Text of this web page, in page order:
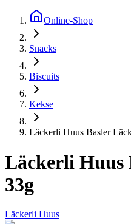
Online-Shop
Snacks
Biscuits
Kekse
Läckerli Huus Basler
Läckerli Huus
33g
Läckerli Huus